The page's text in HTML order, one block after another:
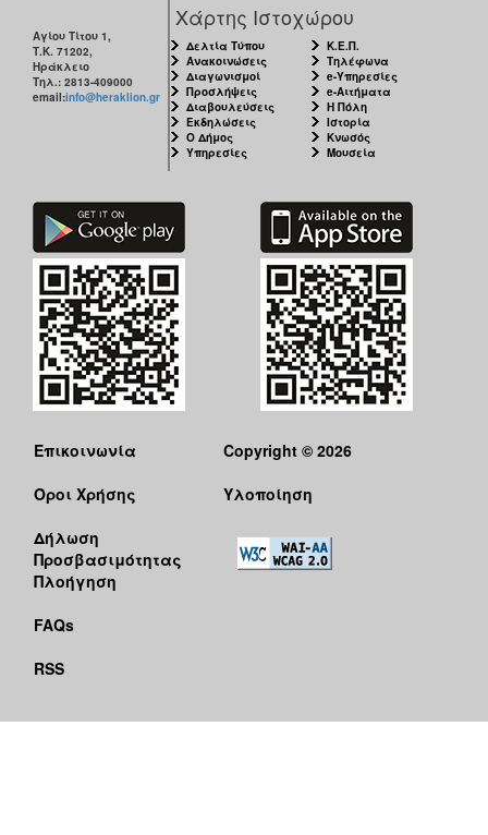
Αγίου Τίτου 1,
Τ.Κ. 71202,
Ηράκλειο
Τηλ.: 2813-409000
email:info@heraklion.gr
Χάρτης Ιστοχώρου
Δελτία Τύπου
Ανακοινώσεις
Διαγωνισμοί
Προσλήψεις
Διαβουλεύσεις
Εκδηλώσεις
Ο Δήμος
Υπηρεσίες
Κ.Ε.Π.
Τηλέφωνα
e-Υπηρεσίες
e-Αιτήματα
Η Πόλη
Ιστορία
Κνωσός
Μουσεία
Επικοινωνία
Όροι Χρήσης
Δήλωση
Προσβασιμότητας
Πλοήγηση
FAQs
RSS
Copyright © 2026
Υλοποίηση